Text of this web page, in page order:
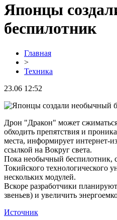
Японцы
беспилотник
Главная
>
Техника
23.06 12:52
Дрон "Дракон" может
обходить препятствия и
места, информирует интернет-
ссылкой на Вокруг света.
Пока необычный беспилотник,
Токийского технологического
нескольких модулей.
Вскоре разработчики
звеньев) и увеличить
Источник